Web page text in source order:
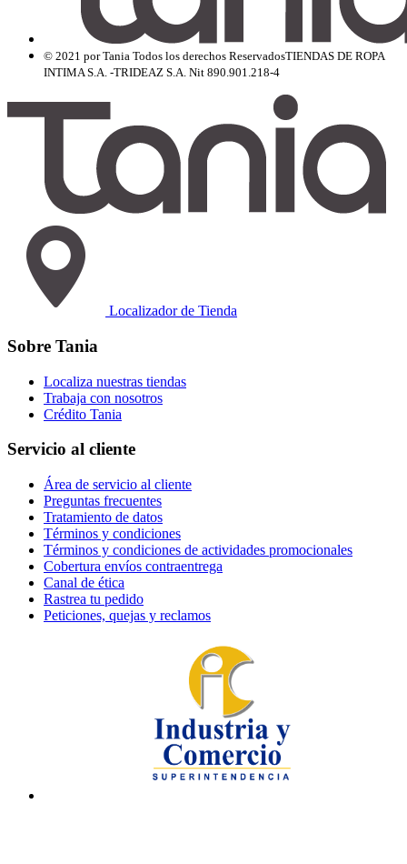
© 2021 por Tania Todos los derechos ReservadosTIENDAS DE ROPA
INTIMA S.A. -TRIDEAZ S.A. Nit 890.901.218-4
Localizador de Tienda
Sobre Tania
Localiza nuestras tiendas
Trabaja con nosotros
Crédito Tania
Servicio al cliente
Área de servicio al cliente
Preguntas frecuentes
Tratamiento de datos
Términos y condiciones
Términos y condiciones de actividades promocionales
Cobertura envíos contraentrega
Canal de ética
Rastrea tu pedido
Peticiones, quejas y reclamos